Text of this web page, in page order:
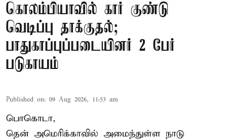
கொலம்பியாவில் கார் குண்டு
வெடிப்பு தாக்குதல்;
பாதுகாப்புப்படையினர் 2 பேர்
படுகாயம்
Published on: 09 Aug 2026, 11:53 am
பொகொடா,
தென் அமெரிக்காவில் அமைந்துள்ள நாடு